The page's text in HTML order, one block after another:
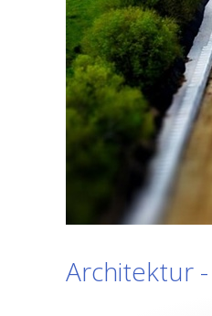
Architektur